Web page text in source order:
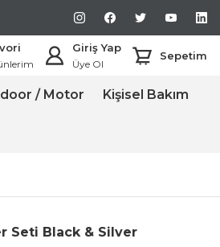
Giriş Yap
Üye Ol
Sepetim
/ Motor Kişisel Bakım
Seti Black & Silver